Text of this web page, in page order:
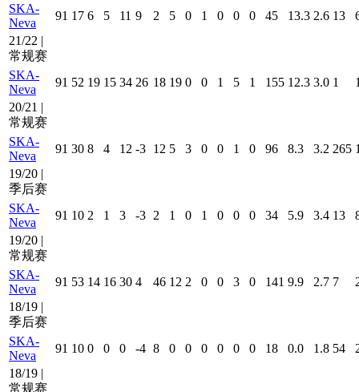
SKA-
Neva
91 17 6 5 11 9 2 5 0 1 0 0 0 45 13.3 2.6 13
21/22 |
常规赛
SKA-
Neva
91 52 19 15 34 26 18 19 0 0 1 5 1 155 12.3 3.0 1
20/21 |
常规赛
SKA-
Neva
91 30 8 4 12 -3 12 5 3 0 0 1 0 96 8.3 3.2 265
19/20 |
季后赛
SKA-
Neva
91 10 2 1 3 -3 2 1 0 1 0 0 0 34 5.9 3.4 13
19/20 |
常规赛
SKA-
Neva
91 53 14 16 30 4 46 12 2 0 0 3 0 141 9.9 2.7 7
18/19 |
季后赛
SKA-
Neva
91 10 0 0 0 -4 8 0 0 0 0 0 0 18 0.0 1.8 54
18/19 |
常规赛